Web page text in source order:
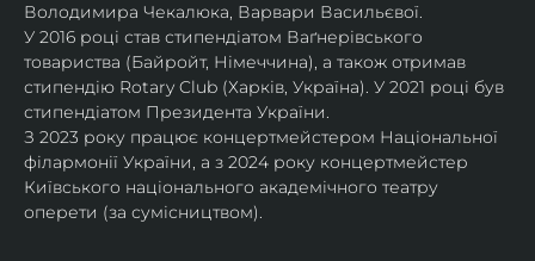
Володимира Чекалюка, Варвари Васильєвої.
У 2016 році став стипендіатом Ваґнерівського
товариства (Байройт, Німеччина), а також отримав
стипендію Rotary Club (Харків, Україна). У 2021 році був
стипендіатом Президента України.
З 2023 року працює концертмейстером Національної
філармонії України, а з 2024 року концертмейстер
Київського національного академічного театру
оперети (за сумісництвом).